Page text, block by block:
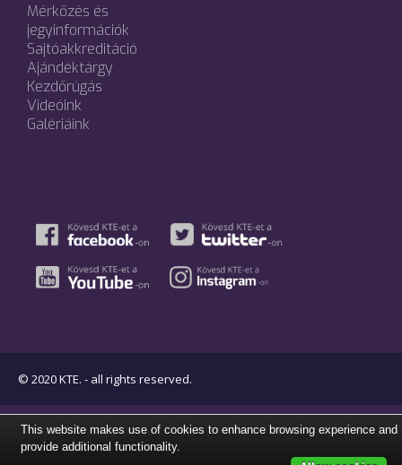
Mérkőzés és
jegyinformációk
Sajtóakkreditáció
Ajándéktárgy
Kezdőrúgás
Videóink
Galériáink
© 2020 KTE. - all rights reserved.
This website makes use of cookies to enhance browsing experience and
provide additional functionality.